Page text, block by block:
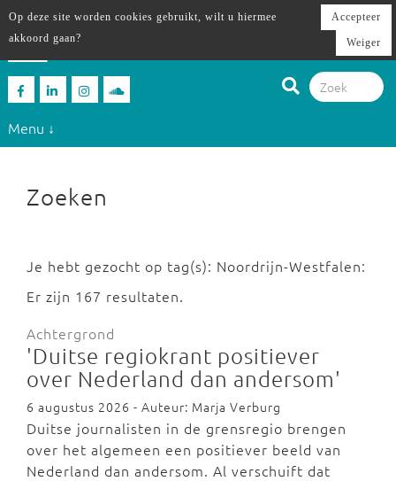
Menu ↓
Zoeken
Je hebt gezocht op tag(s): Noordrijn-Westfalen:
Er zijn 167 resultaten.
Achtergrond
'Duitse regiokrant positiever
over Nederland dan andersom'
6 augustus 2026 - Auteur: Marja Verburg
Duitse journalisten in de grensregio brengen
over het algemeen een positiever beeld van
Nederland dan andersom. Al verschuift dat
Op deze site worden cookies gebruikt, wilt u hiermee
akkoord gaan?
Accepteer
Weiger